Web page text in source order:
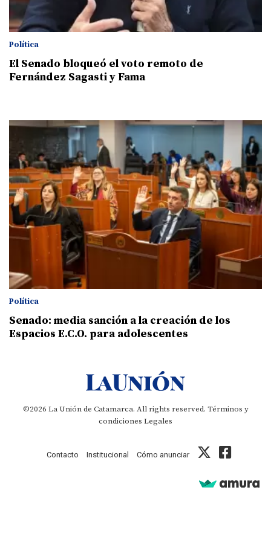
Política
El Senado bloqueó el voto remoto de
Fernández Sagasti y Fama
Política
Senado: media sanción a la creación de los
Espacios E.C.O. para adolescentes
©2026 La Unión de Catamarca. All rights reserved. Términos y
condiciones Legales
Contacto Institucional Cómo anunciar